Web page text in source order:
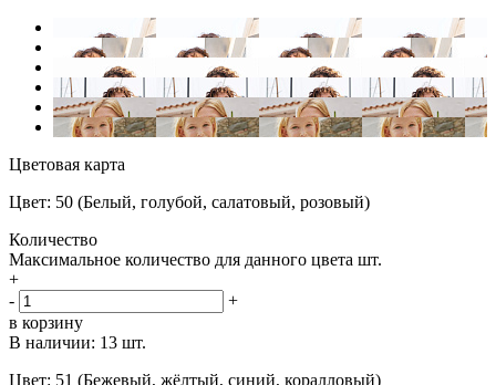
Цветовая карта
Цвет: 50 (Белый, голубой, салатовый, розовый)
Количество
Максимальное количество для данного цвета шт.
+
-
+
в корзину
В наличии: 13 шт.
Цвет: 51 (Бежевый, жёлтый, синий, коралловый)